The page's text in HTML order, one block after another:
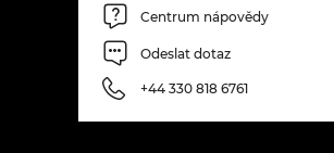
Centrum nápovědy
Odeslat dotaz
+44 330 818 6761